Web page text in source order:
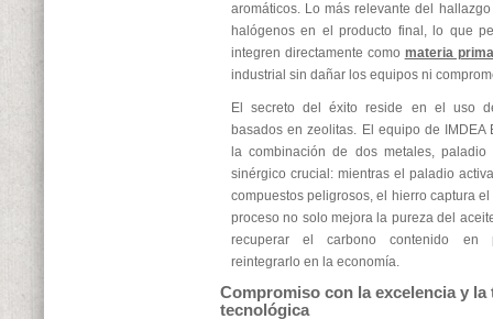
aromáticos. Lo más relevante del
halógenos en el producto final, lo que
integren directamente como materia prima
industrial sin dañar los equipos ni
El secreto del éxito reside en el uso
basados en zeolitas. El equipo de
la combinación de dos metales,
sinérgico crucial: mientras el paladio
compuestos peligrosos, el hierro captura
proceso no solo mejora la pureza del
recuperar el carbono contenido en
reintegrarlo en la economía.
Compromiso con la excelencia y la
tecnológica